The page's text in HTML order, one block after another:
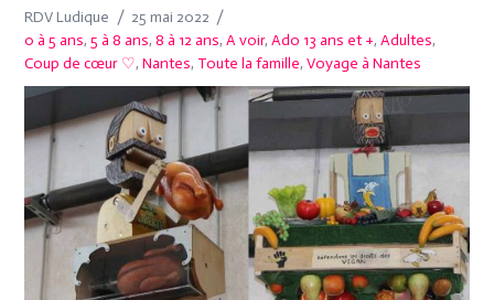
RDV Ludique
25 mai 2022
0 à 5 ans,5 à 8 ans,8 à 12 ans,A voir,Ado 13 ans et +,Adultes,
Coup de cœur ♡,Nantes, Toute la famille,Voyage à Nantes